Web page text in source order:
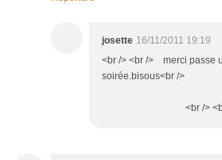
josette 16/11/2011 19:19
<br /> <br /> merci passe
soirée.bisous<br />
<br /> <br />